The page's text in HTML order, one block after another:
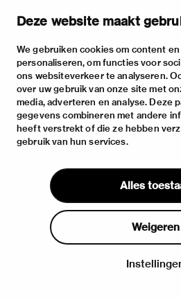
Deze website maakt
We gebruiken cookies om content
personaliseren, om functies voor
ons websiteverkeer te analyseren.
over uw gebruik van onze site met
media, adverteren en analyse. Deze
gegevens combineren met andere
heeft verstrekt of die ze hebben
gebruik van hun services.
Alles
Weigeren